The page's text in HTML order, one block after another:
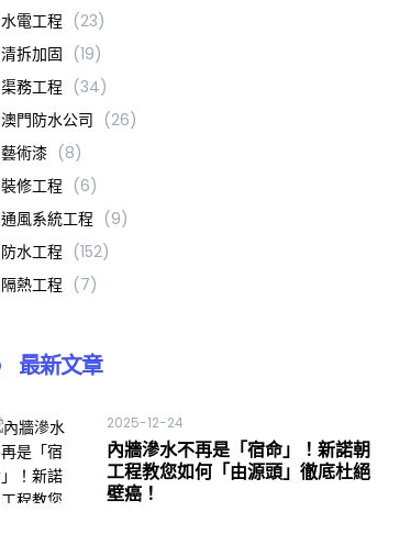
水電工程 (23)
清拆加固 (19)
渠務工程 (34)
澳門防水公司 (26)
藝術漆 (8)
裝修工程 (6)
通風系統工程 (9)
防水工程 (152)
隔熱工程 (7)
最新文章
2025-12-24
內牆滲水不再是「宿命」！新諾朝
工程教您如何「由源頭」徹底杜絕
壁癌！